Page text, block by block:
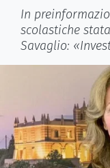
In
scolastiche
Savaglio: